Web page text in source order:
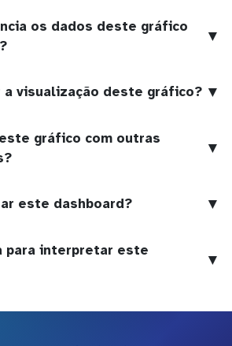
os dados deste gráfico
▼
a visualização deste gráfico? ▼
gráfico com outras
▼
este dashboard? ▼
para interpretar este
▼